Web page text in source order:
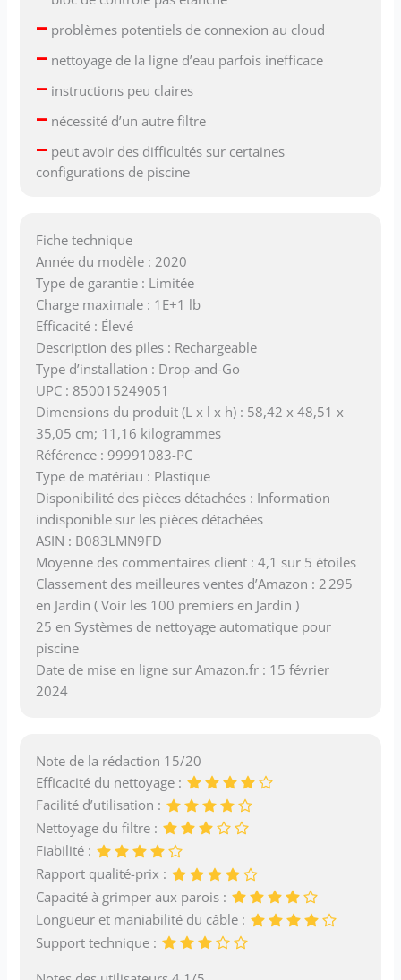
– problèmes potentiels de connexion au cloud
– nettoyage de la ligne d’eau parfois inefficace
– instructions peu claires
– nécessité d’un autre filtre
– peut avoir des difficultés sur certaines
configurations de piscine
Fiche technique
Année du modèle : 2020
Type de garantie : Limitée
Charge maximale : 1E+1 lb
Efficacité : Élevé
Description des piles : Rechargeable
Type d’installation : Drop-and-Go
UPC : 850015249051
Dimensions du produit (L x l x h) : 58,42 x 48,51 x
35,05 cm; 11,16 kilogrammes
Référence : 99991083-PC
Type de matériau : Plastique
Disponibilité des pièces détachées : Information
indisponible sur les pièces détachées
ASIN : B083LMN9FD
Moyenne des commentaires client : 4,1 sur 5 étoiles
Classement des meilleures ventes d’Amazon : 2 295
en Jardin ( Voir les 100 premiers en Jardin )
25 en Systèmes de nettoyage automatique pour
piscine
Date de mise en ligne sur Amazon.fr : 15 février
2024
Note de la rédaction 15/20
Efficacité du nettoyage :
Facilité d’utilisation :
Nettoyage du filtre :
Fiabilité :
Rapport qualité-prix :
Capacité à grimper aux parois :
Longueur et maniabilité du câble :
Support technique :